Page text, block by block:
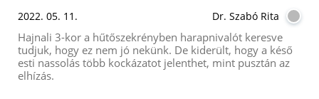
2022. 05. 11. Dr. Szabó Rita
Hajnali 3-kor a hűtőszekrényben harapnivalót keresve
tudjuk, hogy ez nem jó nekünk. De kiderült, hogy a késő
esti nassolás több kockázatot jelenthet, mint pusztán az
elhízás.